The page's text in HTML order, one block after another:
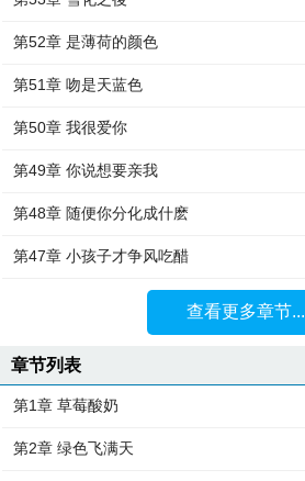
第52章 是薄荷的颜色
第51章 吻是天蓝色
第50章 我很爱你
第49章 你说想要亲我
第48章 随便你分化成什麽
第47章 小孩子才争风吃醋
查看更多章节...
章节列表
第1章 草莓酸奶
第2章 绿色飞满天